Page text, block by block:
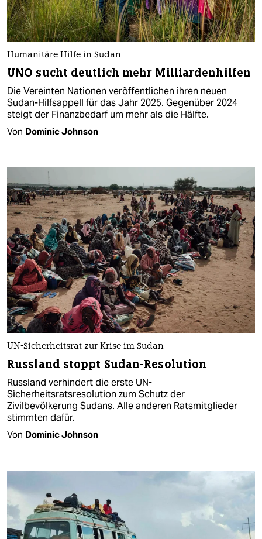
Humanitäre Hilfe in Sudan
UNO sucht deutlich mehr Milliardenhilfen
Die Vereinten Nationen veröffentlichen ihren neuen
Sudan-Hilfsappell für das Jahr 2025. Gegenüber 2024
steigt der Finanzbedarf um mehr als die Hälfte.
Von Dominic Johnson
UN-Sicherheitsrat zur Krise im Sudan
Russland stoppt Sudan-Resolution
Russland verhindert die erste UN-
Sicherheitsratsresolution zum Schutz der
Zivilbevölkerung Sudans. Alle anderen Ratsmitglieder
stimmten dafür.
Von Dominic Johnson